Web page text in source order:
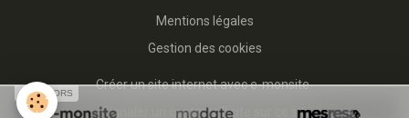
Mentions légales
Gestion des cookies
Créer un site internet avec e-monsite
Signaler un contenu illicite sur ce site
SPONSORS